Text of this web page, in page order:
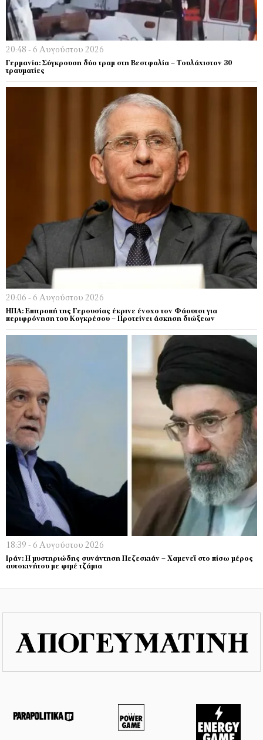
20:48 - 6 Αυγούστου 2026
Γερμανία: Σύγκρουση δύο τραμ στη Βεστφαλία – Τουλάχιστον 30
τραυματίες
20:06 - 6 Αυγούστου 2026
ΗΠΑ: Επιτροπή της Γερουσίας έκρινε ένοχο τον Φάουτσι για
περιφρόνηση του Κογκρέσου – Προτείνει άσκηση διώξεων
18:39 - 6 Αυγούστου 2026
Ιράν: Η μυστηριώδης συνάντηση Πεζεσκιάν – Χαμενεΐ στο πίσω μέρος
αυτοκινήτου με φιμέ τζάμια